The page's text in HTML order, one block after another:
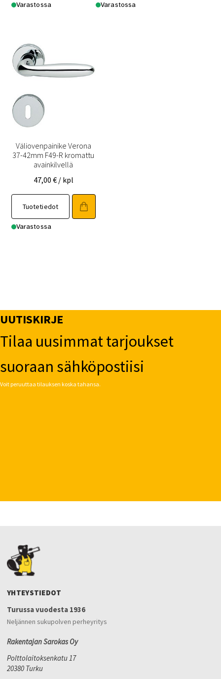
Varastossa Varastossa
Väliovenpainike Verona
37-42mm F49-R kromattu
avainkilvellä
47,00 € / kpl
Tuotetiedot
Varastossa
UUTISKIRJE
Tilaa uusimmat tarjoukset
suoraan sähköpostiisi
Voit peruuttaa tilauksen koska tahansa.
YHTEYSTIEDOT
Turussa vuodesta 1936
Neljännen sukupolven perheyritys
Rakentajan Sarokas Oy
Polttolaitoksenkatu 17
20380 Turku